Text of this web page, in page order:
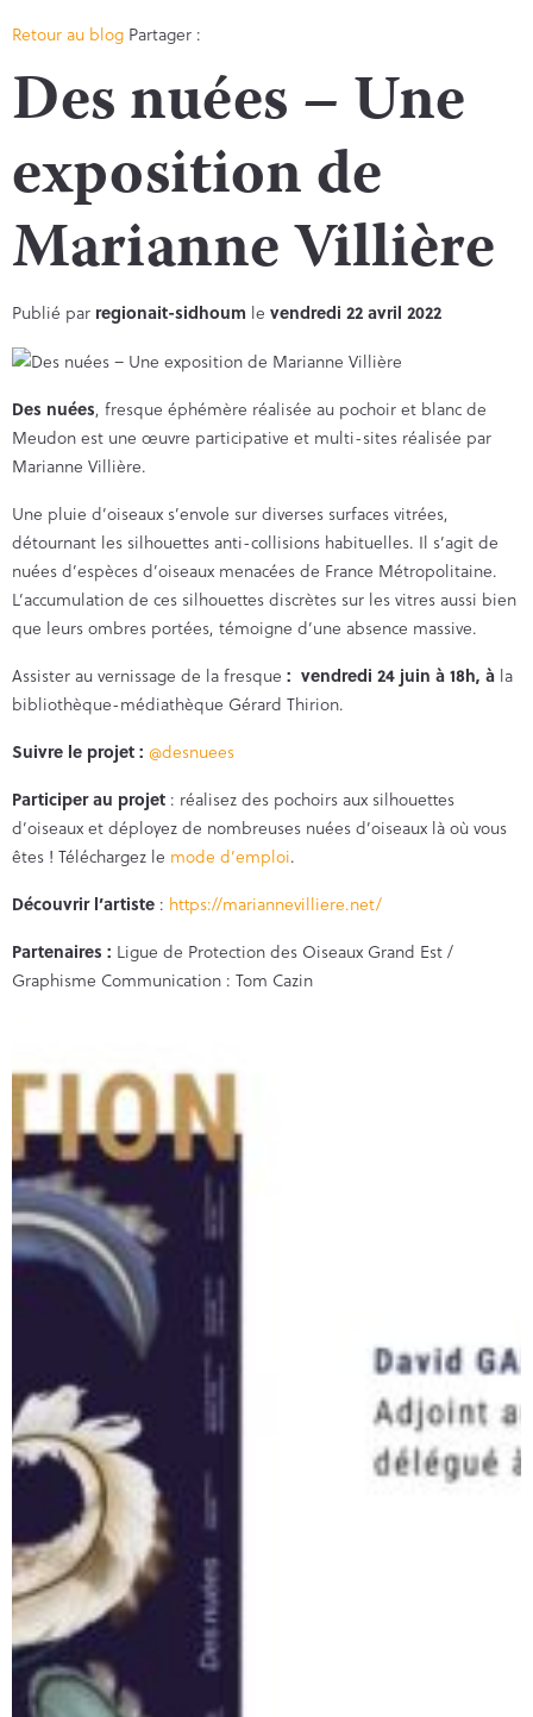
Retour au blog Partager :
Des nuées – Une
exposition de
Marianne Villière
Publié par regionait-sidhoum le vendredi 22 avril 2022
Des nuées, fresque éphémère réalisée au pochoir et blanc de
Meudon est une œuvre participative et multi-sites réalisée par
Marianne Villière.
Une pluie d’oiseaux s’envole sur diverses surfaces vitrées,
détournant les silhouettes anti-collisions habituelles. Il s’agit de
nuées d’espèces d’oiseaux menacées de France Métropolitaine.
L’accumulation de ces silhouettes discrètes sur les vitres aussi bien
que leurs ombres portées, témoigne d’une absence massive.
Assister au vernissage de la fresque : vendredi 24 juin à 18h, à la
bibliothèque-médiathèque Gérard Thirion.
Suivre le projet : @desnuees
Participer au projet : réalisez des pochoirs aux silhouettes
d’oiseaux et déployez de nombreuses nuées d’oiseaux là où vous
êtes ! Téléchargez le mode d’emploi.
Découvrir l’artiste : https://mariannevilliere.net/
Partenaires : Ligue de Protection des Oiseaux Grand Est /
Graphisme Communication : Tom Cazin